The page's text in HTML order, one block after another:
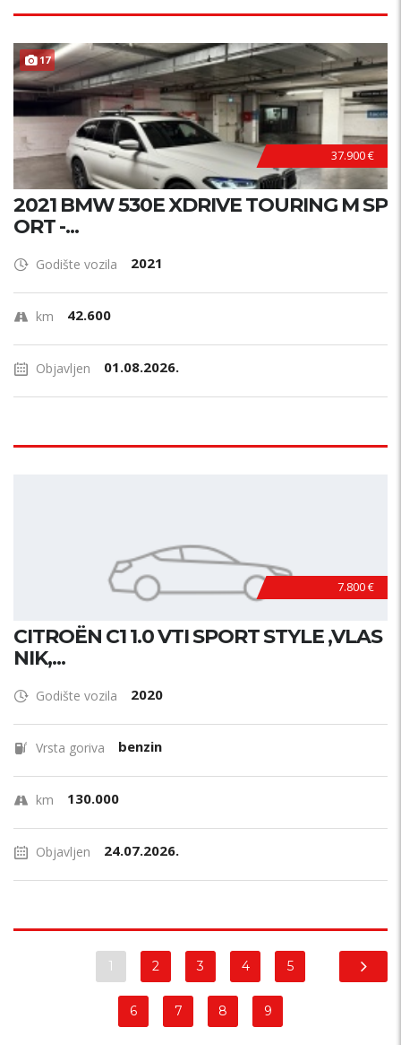
17
37.900 €
2021 BMW 530E XDRIVE TOURING M SP
ORT -...
Godište vozila 2021
km 42.600
Objavljen 01.08.2026.
7.800 €
CITROËN C1 1.0 VTI SPORT STYLE ,VLAS
NIK,...
Godište vozila 2020
Vrsta goriva benzin
km 130.000
Objavljen 24.07.2026.
1 2 3 4 5
6 7 8 9